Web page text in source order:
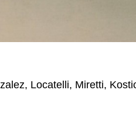
Locatelli, Miretti,